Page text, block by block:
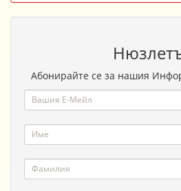
Абонирайте се за нашия